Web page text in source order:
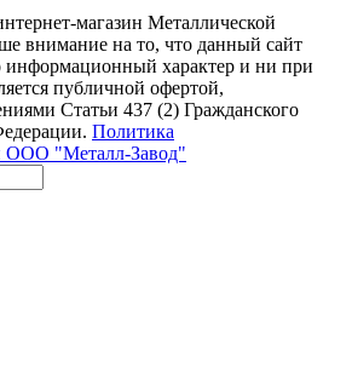
магазин Металлической
внимание на то, что данный сайт
информационный характер и ни при
публичной офертой,
Статьи 437 (2) Гражданского
Политика
ООО "Металл-Завод"